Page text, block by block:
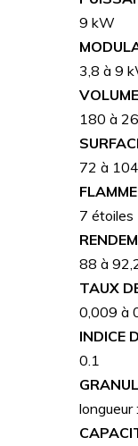
9 kW
3,8 à 9
180 à
72 à
7 étoiles
88 à
TAUX
0,009 à
INDICE
0.1
longueur